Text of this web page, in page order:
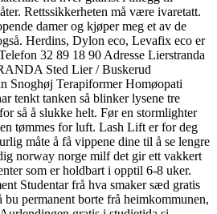
Rettssikkerheten må være ivaretatt.
damer og kjøper meg et av de
Herdins, Dylon eco, Levafix eco er
32 89 18 90 Adresse Lierstranda
Sted Lier / Buskerud
Snoghøj Terapiformer Homøopati
tenkt tanken så blinker lysene tre
så å slukke helt. Før en stormlighter
tømmes for luft. Lash Lift er for deg
måte å få vippene dine til å se lengre
norway norge milf det gir ett vakkert
som er holdbart i opptil 6-8 uker.
Studentar frå hva smaker sæd gratis
bu permanent borte frå heimkommunen,